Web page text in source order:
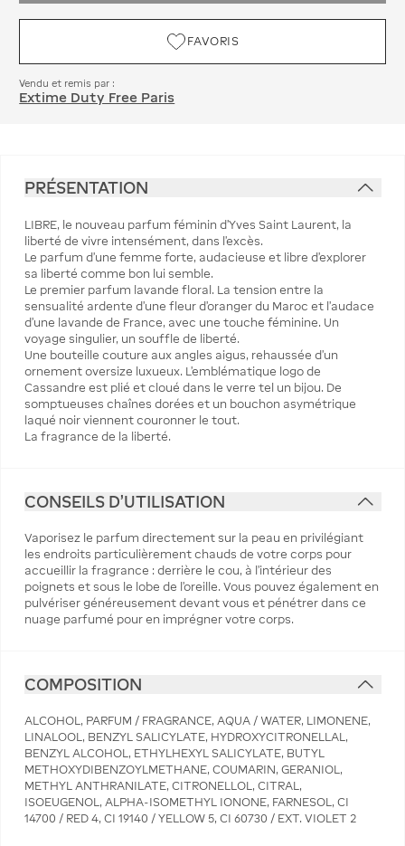
FAVORIS
Vendu et remis par :
Extime Duty Free Paris
PRÉSENTATION
LIBRE, le nouveau parfum féminin d'Yves Saint Laurent, la
liberté de vivre intensément, dans l’excès.
Le parfum d'une femme forte, audacieuse et libre d’explorer
sa liberté comme bon lui semble.
Le premier parfum lavande floral. La tension entre la
sensualité ardente d'une fleur d'oranger du Maroc et l'audace
d'une lavande de France, avec une touche féminine. Un
voyage singulier, un souffle de liberté.
Une bouteille couture aux angles aigus, rehaussée d’un
ornement oversize luxueux. L’emblématique logo de
Cassandre est plié et cloué dans le verre tel un bijou. De
somptueuses chaînes dorées et un bouchon asymétrique
laqué noir viennent couronner le tout.
La fragrance de la liberté.
CONSEILS D'UTILISATION
Vaporisez le parfum directement sur la peau en privilégiant
les endroits particulièrement chauds de votre corps pour
accueillir la fragrance : derrière le cou, à l’intérieur des
poignets et sous le lobe de l’oreille. Vous pouvez également en
pulvériser généreusement devant vous et pénétrer dans ce
nuage parfumé pour en imprégner votre corps.
COMPOSITION
ALCOHOL, PARFUM / FRAGRANCE, AQUA / WATER, LIMONENE,
LINALOOL, BENZYL SALICYLATE, HYDROXYCITRONELLAL,
BENZYL ALCOHOL, ETHYLHEXYL SALICYLATE, BUTYL
METHOXYDIBENZOYLMETHANE, COUMARIN, GERANIOL,
METHYL ANTHRANILATE, CITRONELLOL, CITRAL,
ISOEUGENOL, ALPHA-ISOMETHYL IONONE, FARNESOL, CI
14700 / RED 4, CI 19140 / YELLOW 5, CI 60730 / EXT. VIOLET 2